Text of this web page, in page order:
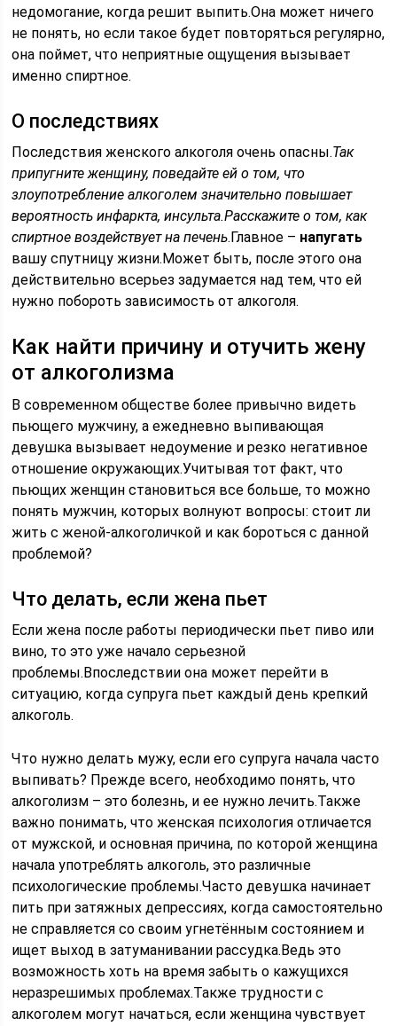
недомогание, когда решит выпить.Она может ничего
не понять, но если такое будет повторяться регулярно,
она поймет, что неприятные ощущения вызывает
именно спиртное.
О последствиях
Последствия женского алкоголя очень опасны.Так
припугните женщину, поведайте ей о том, что
злоупотребление алкоголем значительно повышает
вероятность инфаркта, инсульта.Расскажите о том, как
спиртное воздействует на печень.Главное – напугать
вашу спутницу жизни.Может быть, после этого она
действительно всерьез задумается над тем, что ей
нужно побороть зависимость от алкоголя.
Как найти причину и отучить жену
от алкоголизма
В современном обществе более привычно видеть
пьющего мужчину, а ежедневно выпивающая
девушка вызывает недоумение и резко негативное
отношение окружающих.Учитывая тот факт, что
пьющих женщин становиться все больше, то можно
понять мужчин, которых волнуют вопросы: стоит ли
жить с женой-алкоголичкой и как бороться с данной
проблемой?
Что делать, если жена пьет
Если жена после работы периодически пьет пиво или
вино, то это уже начало серьезной
проблемы.Впоследствии она может перейти в
ситуацию, когда супруга пьет каждый день крепкий
алкоголь.
Что нужно делать мужу, если его супруга начала часто
выпивать? Прежде всего, необходимо понять, что
алкоголизм – это болезнь, и ее нужно лечить.Также
важно понимать, что женская психология отличается
от мужской, и основная причина, по которой женщина
начала употреблять алкоголь, это различные
психологические проблемы.Часто девушка начинает
пить при затяжных депрессиях, когда самостоятельно
не справляется со своим угнетённым состоянием и
ищет выход в затуманивании рассудка.Ведь это
возможность хоть на время забыть о кажущихся
неразрешимых проблемах.Также трудности с
алкоголем могут начаться, если женщина чувствует